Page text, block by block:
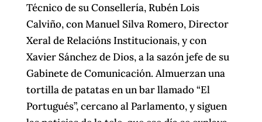
Técnico de su Consellería, Rubén Lois
Calviño, con Manuel Silva Romero, Director
Xeral de Relacións Institucionais, y con
Xavier Sánchez de Dios, a la sazón jefe de su
Gabinete de Comunicación. Almuerzan una
tortilla de patatas en un bar llamado “El
Portugués”, cercano al Parlamento, y siguen